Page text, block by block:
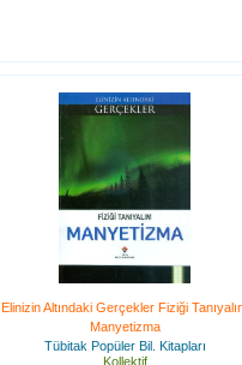
Elinizin Altındaki Gerçekler Fiziği
Manyetizma
Tübitak Popüler Bil. Kitapları
Kollektif